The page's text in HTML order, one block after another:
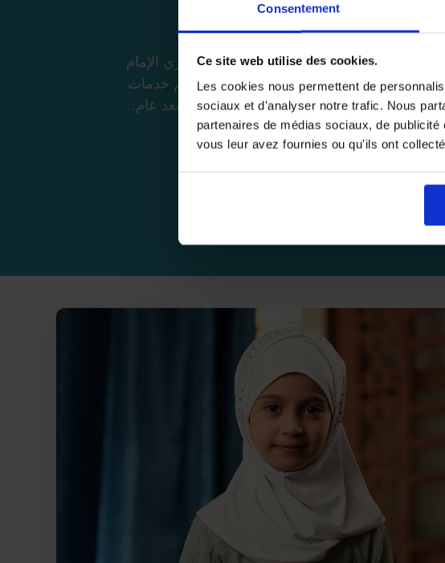
Consentement
Ce site web utilise des cookies.
Les cookies nous permettent de
sociaux et d'analyser notre trafic. Nous
partenaires de médias sociaux, de
vous leur avez fournies ou qu'ils ont
الطوابق العلوية من المجمع لاستقبال زائري الإمام
(عليه السلام)، ويُخصص ريعها بالكامل لدعم خدمات
اليتامى، بما يضمن استمرارية الرعاية عاماً بعد عام.
كلفة بناء 40 م² من المجمع